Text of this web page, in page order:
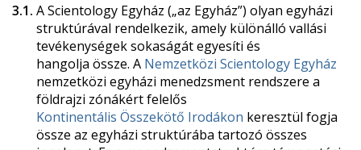
3.1. A Scientology Egyház („az Egyház”) olyan egyházi
struktúrával rendelkezik, amely különálló vallási
tevékenységek sokaságát egyesíti és
hangolja össze. A Nemzetközi Scientology Egyház
nemzetközi egyházi menedzsment rendszere a
földrajzi zónákért felelős
Kontinentális Összekötő Irodákon keresztül fogja
össze az egyházi struktúrába tartozó összes